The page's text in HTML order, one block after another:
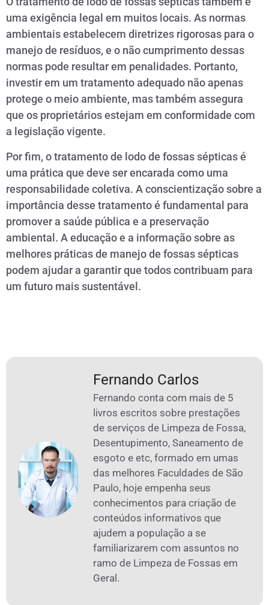
uma exigência legal em muitos locais. As normas
ambientais estabelecem diretrizes rigorosas para o
manejo de resíduos, e o não cumprimento dessas
normas pode resultar em penalidades. Portanto,
investir em um tratamento adequado não apenas
protege o meio ambiente, mas também assegura
que os proprietários estejam em conformidade com
a legislação vigente.
Por fim, o tratamento de lodo de fossas sépticas é
uma prática que deve ser encarada como uma
responsabilidade coletiva. A conscientização sobre a
importância desse tratamento é fundamental para
promover a saúde pública e a preservação
ambiental. A educação e a informação sobre as
melhores práticas de manejo de fossas sépticas
podem ajudar a garantir que todos contribuam para
um futuro mais sustentável.
Fernando Carlos
Fernando conta com mais de 5
livros escritos sobre prestações
de serviços de Limpeza de Fossa,
Desentupimento, Saneamento de
esgoto e etc, formado em umas
das melhores Faculdades de São
Paulo, hoje empenha seus
conhecimentos para criação de
conteúdos informativos que
ajudem a população a se
familiarizarem com assuntos no
ramo de Limpeza de Fossas em
Geral.